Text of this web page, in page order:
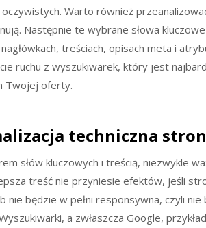
Warto również
Następnie te wybrane słowa
treściach, opisach meta i
ruchu z wyszukiwarek, który jest
Twojej oferty.
techniczna
słów kluczowych i treścią, niezwykle
treść nie przyniesie efektów, jeśli
nie będzie w pełni responsywna, czyli
a zwłaszcza Google,